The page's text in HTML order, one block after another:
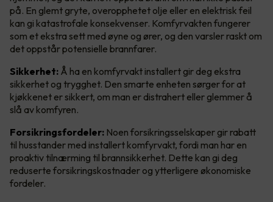
på. En glemt gryte, overopphetet olje eller en elektrisk feil
kan gi katastrofale konsekvenser. Komfyrvakten fungerer
som et ekstra sett med øyne og ører, og den varsler raskt om
det oppstår potensielle brannfarer.
Sikkerhet: Å ha en komfyrvakt installert gir deg ekstra
sikkerhet og trygghet. Den smarte enheten sørger for at
kjøkkenet er sikkert, om man er distrahert eller glemmer å
slå av komfyren.
Forsikringsfordeler: Noen forsikringsselskaper gir rabatt
til husstander med installert komfyrvakt, fordi man har en
proaktiv tilnærming til brannsikkerhet. Dette kan gi deg
reduserte forsikringskostnader og ytterligere økonomiske
fordeler.